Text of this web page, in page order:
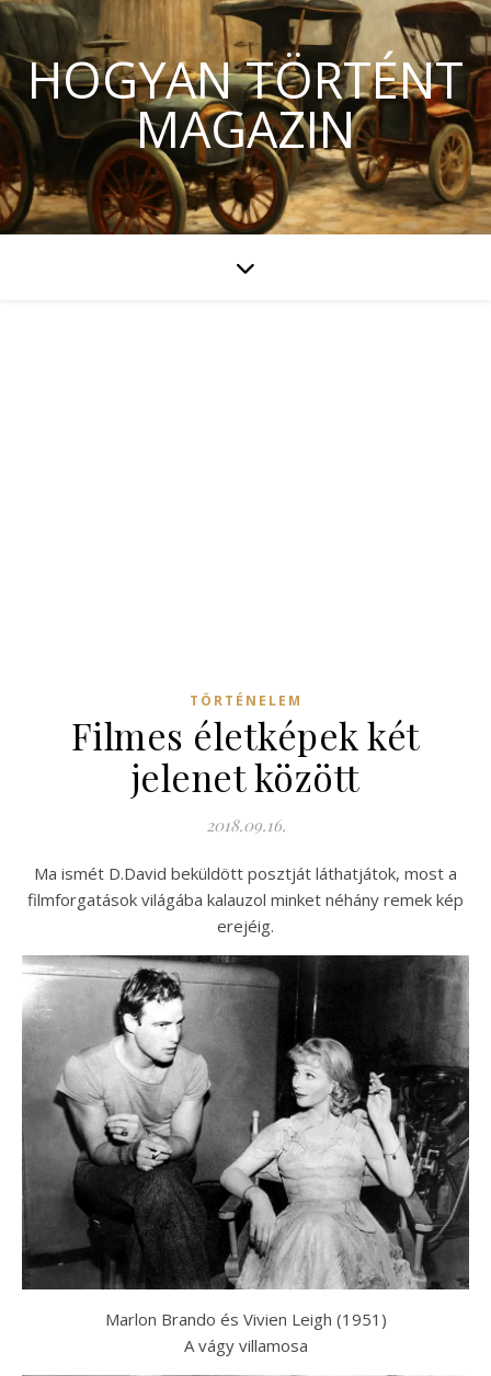
HOGYAN TÖRTÉNT
MAGAZIN
TÖRTÉNELEM
Filmes életképek két
jelenet között
2018.09.16.
Ma ismét D.David beküldött posztját láthatjátok, most a
filmforgatások világába kalauzol minket néhány remek kép
erejéig.
Marlon Brando és Vivien Leigh (1951)
A vágy villamosa